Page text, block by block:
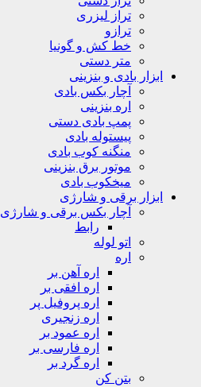
تراز لیزری
ترازو
خط کش و گونیا
متر دستی
ابزار بادی و بنزینی
آچار بکس بادی
اره بنزینی
پمپ بادی دستی
پیستوله بادی
منگنه کوب بادی
موتور برق بنزینی
میخکوب بادی
ابزار برقی و شارژی
آچار بکس برقی و شارژی
رابط
اتو لوله
اره
اره آهن بر
اره افقی بر
اره پروفیل پر
اره زنجیری
اره عمود بر
اره فارسی بر
اره گرد بر
بتن کن